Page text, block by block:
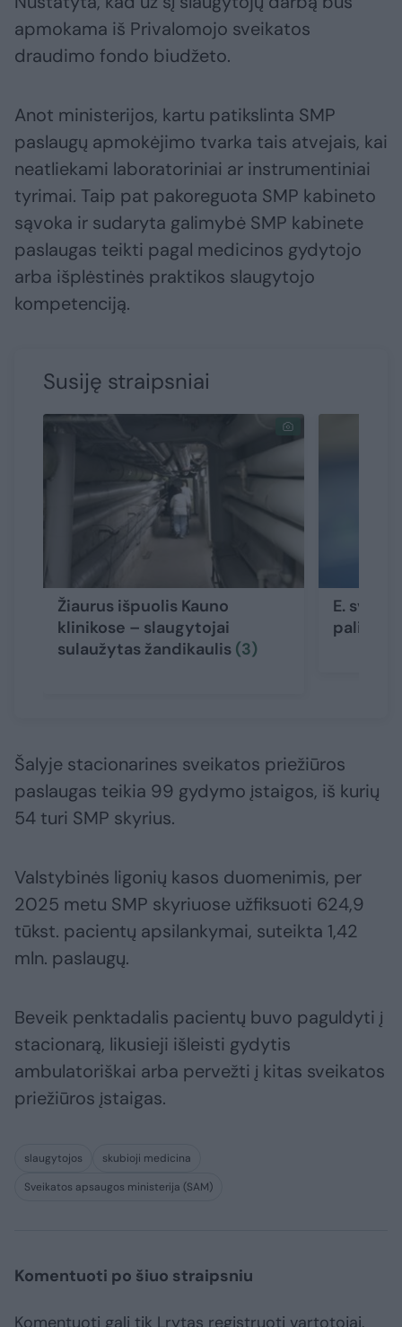
apmokama iš Privalomojo sveikatos
draudimo fondo biudžeto.
Anot ministerijos, kartu patikslinta SMP
paslaugų apmokėjimo tvarka tais atvejais, kai
neatliekami laboratoriniai ar instrumentiniai
tyrimai. Taip pat pakoreguota SMP kabineto
sąvoka ir sudaryta galimybė SMP kabinete
paslaugas teikti pagal medicinos gydytojo
arba išplėstinės praktikos slaugytojo
kompetenciją.
Susiję straipsniai
Žiaurus išpuolis Kauno
klinikose – slaugytojai
sulaužytas žandikaulis (3)
E.
palies
Šalyje stacionarines sveikatos priežiūros
paslaugas teikia 99 gydymo įstaigos, iš kurių
54 turi SMP skyrius.
Valstybinės ligonių kasos duomenimis, per
2025 metu SMP skyriuose užfiksuoti 624,9
tūkst. pacientų apsilankymai, suteikta 1,42
mln. paslaugų.
Beveik penktadalis pacientų buvo paguldyti į
stacionarą, likusieji išleisti gydytis
ambulatoriškai arba pervežti į kitas sveikatos
priežiūros įstaigas.
slaugytojos
skubioji medicina
Sveikatos apsaugos ministerija (SAM)
Komentuoti po šiuo straipsniu
Komentuoti gali tik Lrytas registruoti vartotojai.